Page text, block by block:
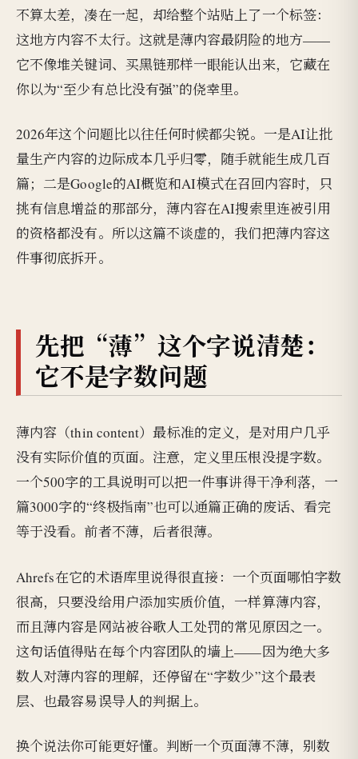
不算太差，凑在一起，却给整个站贴上了一个标签：
这地方内容不太行。这就是薄内容最阴险的地方——
它不像堆关键词、买黑链那样一眼能认出来，它藏在
你以为“至少有总比没有强”的侥幸里。
2026年这个问题比以往任何时候都尖锐。一是AI让批
量生产内容的边际成本几乎归零，随手就能生成几百
篇；二是Google的AI概览和AI模式在召回内容时，只
挑有信息增益的那部分，薄内容在AI搜索里连被引用
的资格都没有。所以这篇不谈虚的，我们把薄内容这
件事彻底拆开。
先把“薄”这个字说清楚：
它不是字数问题
薄内容（thin content）最标准的定义，是对用户几乎
没有实际价值的页面。注意，定义里压根没提字数。
一个500字的工具说明可以把一件事讲得干净利落，一
篇3000字的“终极指南”也可以通篇正确的废话、看完
等于没看。前者不薄，后者很薄。
Ahrefs在它的术语库里说得很直接：一个页面哪怕字数
很高，只要没给用户添加实质价值，一样算薄内容，
而且薄内容是网站被谷歌人工处罚的常见原因之一。
这句话值得贴在每个内容团队的墙上——因为绝大多
数人对薄内容的理解，还停留在“字数少”这个最表
层、也最容易误导人的判据上。
换个说法你可能更好懂。判断一个页面薄不薄，别数